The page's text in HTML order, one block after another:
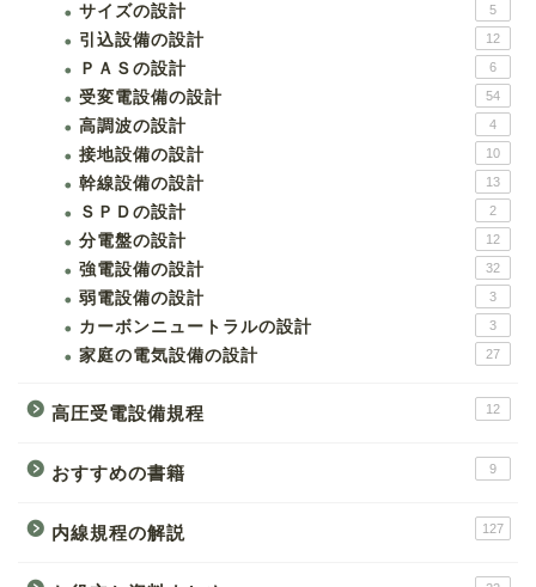
サイズの設計 5
引込設備の設計 12
ＰＡＳの設計 6
受変電設備の設計 54
高調波の設計 4
接地設備の設計 10
幹線設備の設計 13
ＳＰＤの設計 2
分電盤の設計 12
強電設備の設計 32
弱電設備の設計 3
カーボンニュートラルの設計 3
家庭の電気設備の設計 27
高圧受電設備規程 12
おすすめの書籍 9
内線規程の解説 127